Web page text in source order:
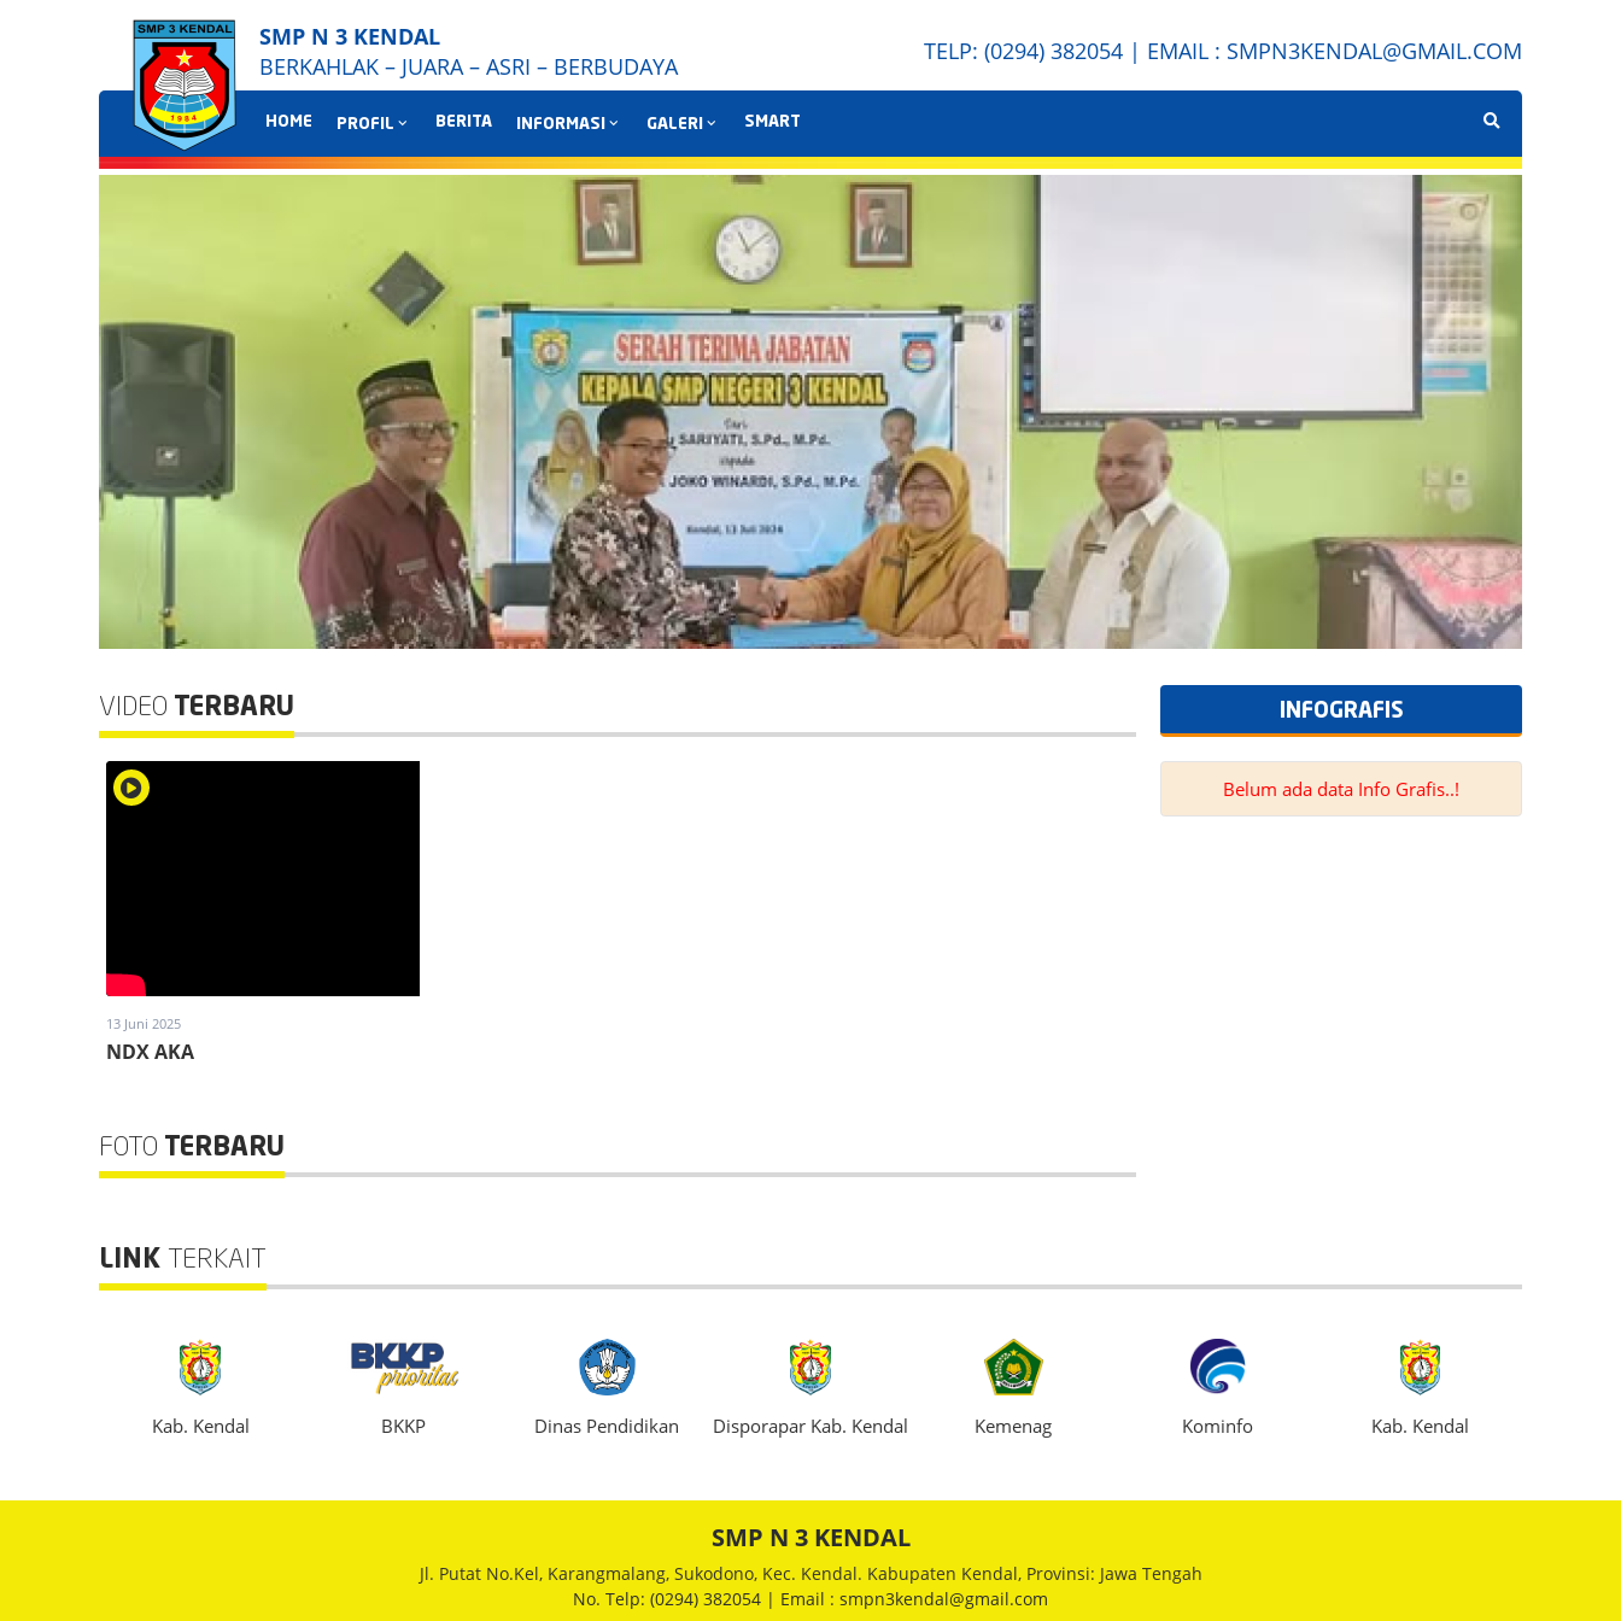
SMP N 3 KENDAL
BERKAHLAK – JUARA – ASRI – BERBUDAYA
TELP: (0294) 382054 | EMAIL : SMPN3KENDAL@GMAIL.COM
HOME PROFIL BERITA INFORMASI GALERI SMART
VIDEO TERBARU
13 Juni 2025
NDX AKA
FOTO TERBARU
INFOGRAFIS
Belum ada data Info Grafis..!
LINK TERKAIT
Kab. Kendal BKKP Dinas Pendidikan Disporapar Kab. Kendal Kemenag Kominfo Kab. Kendal
SMP N 3 KENDAL
Jl. Putat No.Kel, Karangmalang, Sukodono, Kec. Kendal. Kabupaten Kendal, Provinsi: Jawa Tengah
No. Telp: (0294) 382054 | Email : smpn3kendal@gmail.com